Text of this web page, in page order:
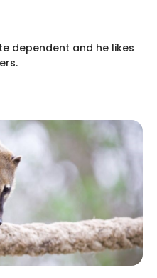
dependent and he likes